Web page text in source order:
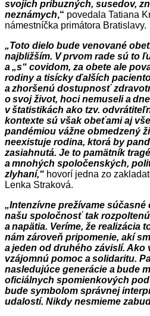
svojich príbuzných, susedov,
neznámych,“ povedala Tatiana
námestníčka primátora Bratislavy.
„Toto dielo bude venované
najbližším. V prvom rade sú to
a „s“ covidom, za obete ale
rodiny a tisícky ďalších
a zhoršenú dostupnosť
o svoj život, hoci nemuseli a
v štatistikách ako tzv.
kontexte sú však obeťami aj
pandémiou vážne obmedzený
neexistuje rodina, ktorá by
zasiahnutá. Je to pamätník
a mnohých spoločenských,
zlyhaní,“ hovorí jedna zo
Lenka Straková.
„Intenzívne prežívame
našu spoločnosť tak
a napätia. Veríme, že realizácia
nám zároveň pripomenie, akí
a jeden od druhého závislí. Ako
vzájomnú pomoc a solidaritu.
nasledujúce generácie a bude
oficiálnych spomienkových
bude symbolom správnej
udalostí. Nikdy nesmieme